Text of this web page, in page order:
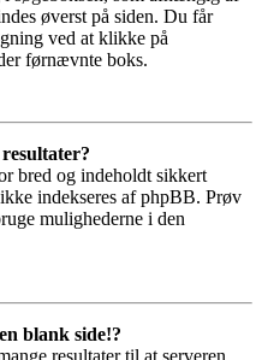
øverst på siden. Du får
ved at klikke på
førnævnte boks.
bred og indeholdt sikkert
indekseres af phpBB. Prøv
mulighederne i den
blank side!?
resultater til at serveren